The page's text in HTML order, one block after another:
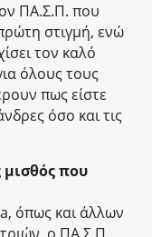
ΠΑ.Σ.Π. που
στιγμή, ενώ
τον καλό
όλους τους
πως είστε
όσο και τις
μισθός που
όπως και άλλων
ο ΠΑ.Σ.Π.